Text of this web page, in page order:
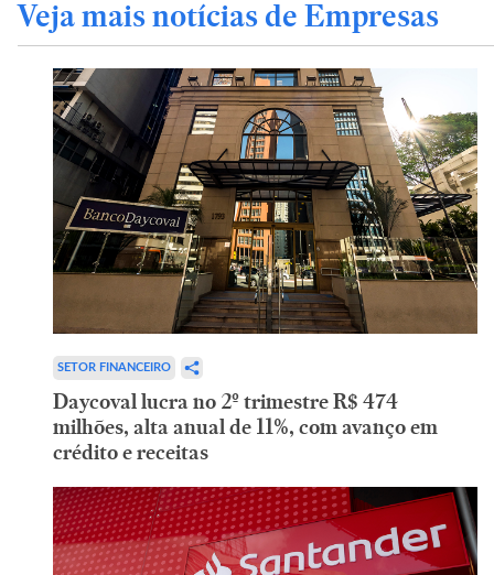
Veja mais notícias de Empresas
SETOR FINANCEIRO
Daycoval lucra no 2º trimestre R$ 474
milhões, alta anual de 11%, com avanço em
crédito e receitas